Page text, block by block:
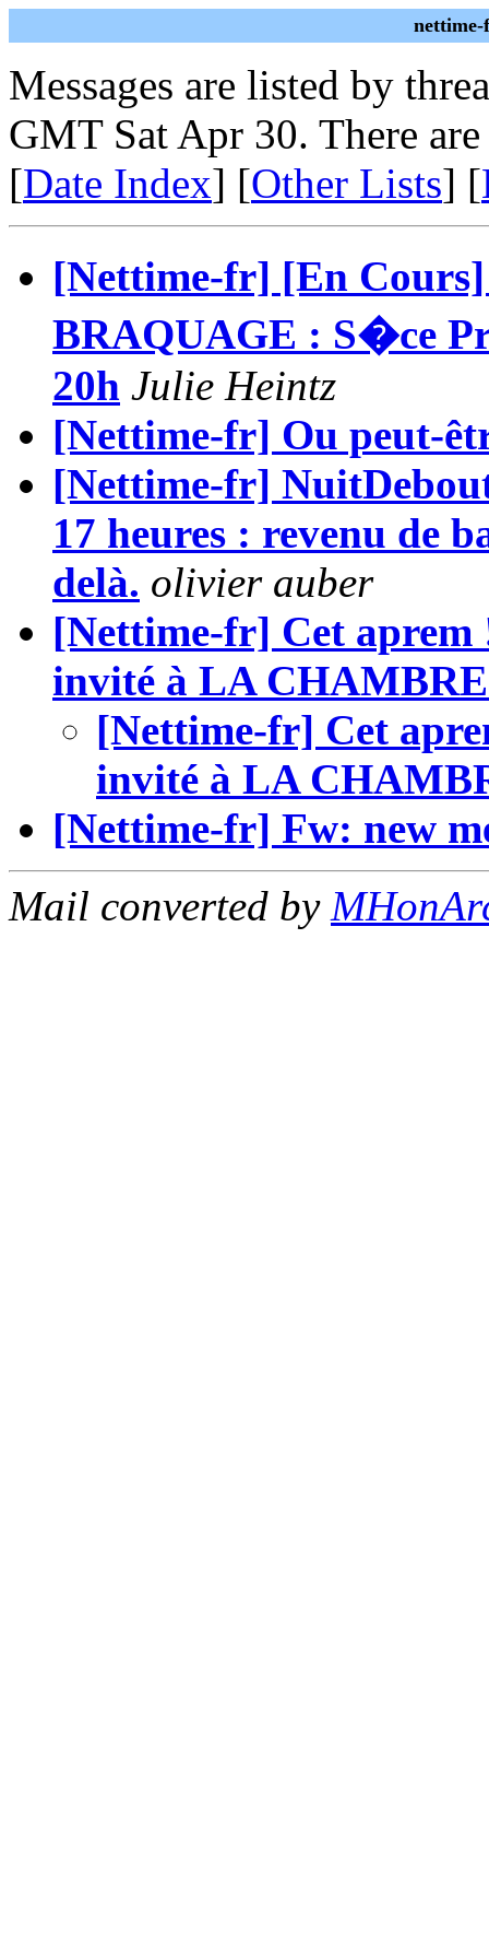
Messages are listed by
GMT Sat Apr 30. There are
[Date Index] [Other Lists] [
[Nettime-fr] [En
BRAQUAGE : S�ce
20h Julie Heintz
[Nettime-fr] Ou peut-
[Nettime-fr]
17 heures : revenu de
delà. olivier auber
[Nettime-fr] Cet aprem
invité à LA
[Nettime-fr] Cet
invité à LA
[Nettime-fr] Fw: new
Mail converted by